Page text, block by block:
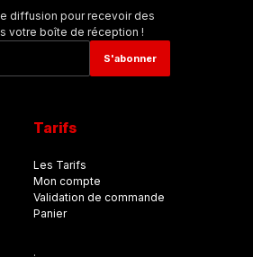
diffusion pour recevoir des
votre boîte de réception !
Tarifs
Les Tarifs
Mon compte
Validation de commande
Panier
.